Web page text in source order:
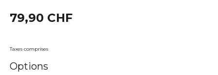
79,90 CHF
Taxes comprises
Options